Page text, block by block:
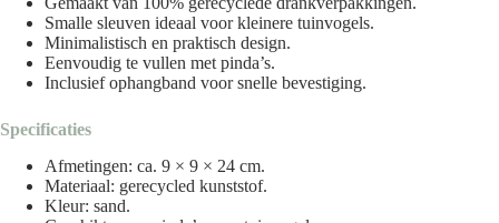
Smalle sleuven ideaal voor kleinere tuinvogels.
Minimalistisch en praktisch design.
Eenvoudig te vullen met pinda’s.
Inclusief ophangband voor snelle bevestiging.
Specificaties
Afmetingen: ca. 9 × 9 × 24 cm.
Materiaal: gerecycled kunststof.
Kleur: sand.